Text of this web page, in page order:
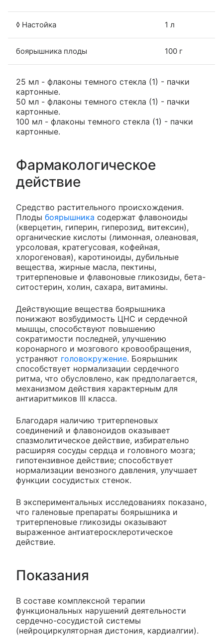
◊ Настойка 1 л
боярышника плоды 100 г
25 мл - флаконы темного стекла (1) - пачки
картонные.
50 мл - флаконы темного стекла (1) - пачки
картонные.
100 мл - флаконы темного стекла (1) - пачки
картонные.
Фармакологическое
действие
Средство растительного происхождения.
Плоды боярышника содержат флавоноиды
(кверцетин, гиперин, гиперозид, витексин),
органические кислоты (лимонная, олеановая,
урсоловая, кратегусовая, кофейная,
хлорогеновая), каротиноиды, дубильные
вещества, жирные масла, пектины,
тритерпеновые и флавоновые гликозиды, бета-
ситостерин, холин, сахара, витамины.
Действующие вещества боярышника
понижают возбудимость ЦНС и сердечной
мышцы, способствуют повышению
сократимости последней, улучшению
коронарного и мозгового кровообращения,
устраняют головокружение. Боярышник
способствует нормализации сердечного
ритма, что обусловлено, как предполагается,
механизмом действия характерным для
антиаритмиков III класса.
Благодаря наличию тритерпеновых
соединений и флавоноидов оказывает
спазмолитическое действие, избирательно
расширяя сосуды сердца и головного мозга;
гипотензивное действие; способствует
нормализации венозного давления, улучшает
функции сосудистых стенок.
В экспериментальных исследованиях показано,
что галеновые препараты боярышника и
тритерпеновые гликозиды оказывают
выраженное антиатеросклеротическое
действие.
Показания
В составе комплексной терапии
функциональных нарушений деятельности
сердечно-сосудистой системы
(нейроциркуляторная дистония, кардиалгии).